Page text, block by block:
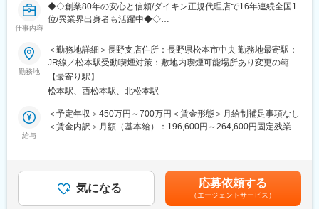
れ、段階的な引継ぎ・育成を進めていくことを想定しています。
2018年に創業100周年を迎え、現在はコーポレートブランド
『ASPINA』を掲げ、世界中に「動き」をご提案しています。精密
小型モータ・アクチュエータ・モジュール製品で環境（家電・住
設）・自動化（FA・ロボティクス）・車載・医療の各分野に進出
し、2020年度からは新たに宇宙事業にも参入しております。
安全・環境・高燃費・快適に寄与する「小型・軽量・静音」の製
品開発力とカスタム設計を強みとし、お客様にソリューションを
今後の自動化社会でさらなる高需要が見込まれるモータ・アクチ
ュエータの開発・製造・販売で様々な市場に参入。またモータ開
発で培った技術を活かし、産業機器･福祉機器など幅広い業界での
仕事内容
◆◇創業80年の安心と信頼/ダイキン正規代理店で16年連続全国1
位/異業界出身者も活躍中◆◇
業務用空調機器の設置工事の施工管理をお任せします。
■現地調査、打ち合わせ
サーモグラフィーを活用し、科学的な視点で快適さを追求しま
す。
■積算、見積作成
設置位置・台数の調整を行い、書類を作成します。
■工程表作成
■現場管理
進捗確認を適宜行い、円滑に現場が進行できるよう管理しま
す。
勤務地
＜勤務地詳細＞長野支店住所：長野県松本市中央 勤務地最寄駅：
JR線／松本駅受動喫煙対策：敷地内喫煙可能場所あり変更の範
囲：無
【最寄り駅】
松本駅、西松本駅、北松本駅
給与
＜予定年収＞450万円～700万円＜賃金形態＞月給制補足事項なし
＜賃金内訳＞月額（基本給）：196,600円～264,600円固定残業手
＞■経験者基本給モデル：30万円以上■昇給：年1回■賞与：年2回
：基本給の２～３か月分■年収例：785万円（3年目、44歳男性／
月給365,000円）※初めて１決算期分在籍した年を初年度としま
気になる 応募依頼する
（エージェントサービス）